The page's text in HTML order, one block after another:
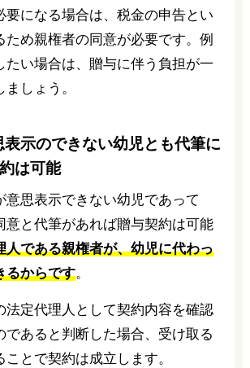
要になる場合は、税金の申告とい
ため親権者の同意が必要です。例
たい場合は、贈与に伴う負担が一
しょう。
示のできない幼児とも代筆に
は可能
意思表示できない幼児であって
意と代筆があれば贈与契約は可能
人である親権者が、幼児に代わっ
るからです。
法定代理人として契約内容を確認
であると判断した場合、受け取る
とで契約は成立します。